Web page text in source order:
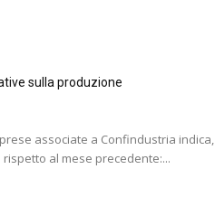
sulla produzione
associate a Confindustria indica,
al mese precedente:...